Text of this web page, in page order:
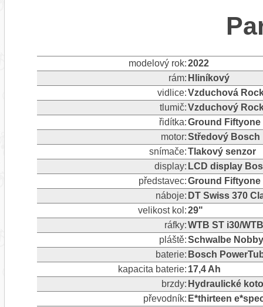
modelový rok:2022
rám: Hliníkový
vidlice:Vzduchová
tlumič:Vzduchový
řidítka:Ground Fiftyone
motor:Středový Bosch
snímače:Tlakový senzor
display: LCD display
představec:Ground Fiftyone
náboje: DT Swiss 370
velikost kol:29"
ráfky:WTB ST i30/
pláště:Schwalbe
baterie: Bosch
kapacita baterie: 17,4 Ah
brzdy: Hydraulické
převodník: E*thirteen